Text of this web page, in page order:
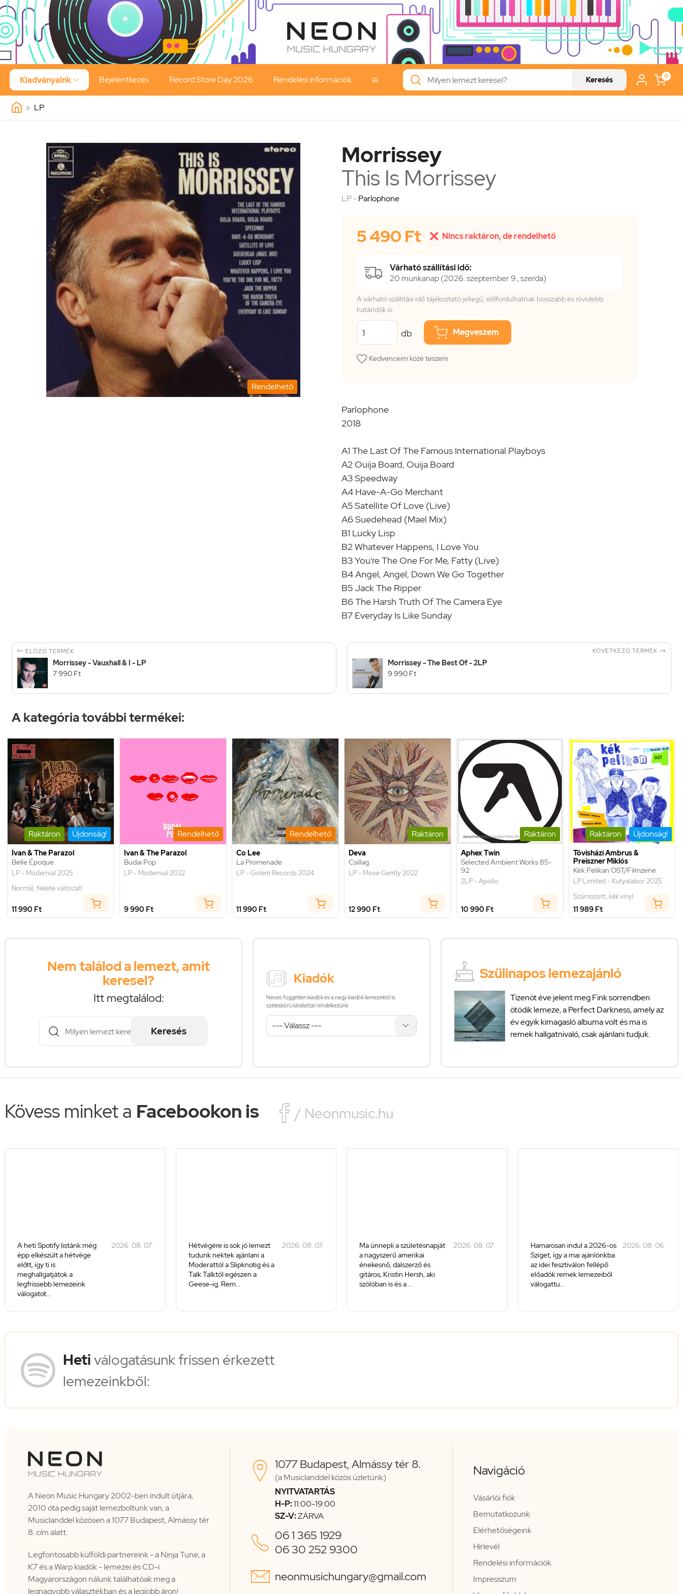
Kiadványaink  Bejelentkezés Record Store Day 2026 Rendelési információk  Keresés 0
» LP
Rendelhető
Morrissey
This Is Morrissey
LP -Parlophone
5 490 Ft  Nincs raktáron, de rendelhető
Várható szállítási idő:
20 munkanap (2026. szeptember 9., szerda)
A várható szállítási idő tájékoztató jellegű, előfordulhatnak hosszabb és rövidebb
határidők is
db Megveszem
Kedvenceim közé teszem
Parlophone
2018
A1 The Last Of The Famous International Playboys
A2 Ouija Board, Ouija Board
A3 Speedway
A4 Have-A-Go Merchant
A5 Satellite Of Love (Live)
A6 Suedehead (Mael Mix)
B1 Lucky Lisp
B2 Whatever Happens, I Love You
B3 You're The One For Me, Fatty (Live)
B4 Angel, Angel, Down We Go Together
B5 Jack The Ripper
B6 The Harsh Truth Of The Camera Eye
B7 Everyday Is Like Sunday
 ELŐZŐ TERMÉK
Morrissey - Vauxhall & I - LP
7 990 Ft
KÖVETKEZŐ TERMÉK 
Morrissey - The Best Of - 2LP
9 990 Ft
A kategória további termékei:
Raktáron Újdonság!
Ivan & The Parazol
Belle Époque
LP - Modernial 2025
Normál, fekete változat!
11 990 Ft
Rendelhető
Ivan & The Parazol
Budai Pop
LP - Modernial 2022
9 990 Ft
Rendelhető
Co Lee
La Promenade
LP - Golem Records 2024
11 990 Ft
Raktáron
Deva
Csillag
LP - Move Gently 2022
12 990 Ft
Raktáron
Aphex Twin
Selected Ambient Works 85-
92
2LP - Apollo
10 990 Ft
Raktáron Újdonság!
Tövisházi Ambrus &
Preiszner Miklós
Kék Pelikan OST/Filmzene
LP Limited - Kutyalabor 2025
Számozott, kék vinyl
11 989 Ft
Nem találod a lemezt, amit
keresel?
Itt megtalálod:
Keresés
Kiadók
Neves független kiadók és a nagy kiadók lemezeiből is
széleskörű kínálattal rendelkezünk:
Szülinapos lemezajánló
Tizenöt éve jelent meg Fink sorrendben
ötödik lemeze, a Perfect Darkness, amely az
év egyik kimagasló albuma volt és ma is
remek hallgatnivaló, csak ajánlani tudjuk.
Kövess minket a Facebookon is  / Neonmusic.hu
A heti Spotify listánk még
épp elkészült a hétvége
előtt, így ti is
meghallgatjátok a
legfrissebb lemezeink
válogatot...
2026. 08. 07.
Hétvégére is sok jó lemezt
tudunk nektek ajánlani a
Moderattól a Slipknotig és a
Talk Talktól egészen a
Geese-ig. Rem...
2026. 08. 07.
Ma ünnepli a születésnapját
a nagyszerű amerikai
énekesnő, dalszerző és
gitáros, Kristin Hersh, aki
szólóban is és a ...
2026. 08. 07.
Hamarosan indul a 2026-os
Sziget, így a mai ajánlónkba
az idei fesztiválon fellépő
előadók remek lemezeiből
válogattu...
2026. 08. 06.
Hetiválogatásunk frissen érkezett
lemezeinkből:
A Neon Music Hungary 2002-ben indult útjára,
2010 óta pedig saját lemezboltunk van, a
Musiclanddel közösen a 1077 Budapest, Almássy tér
8. cím alatt.
Legfontosabb külföldi partnereink - a Ninja Tune, a
K7 és a Warp kiadók - lemezei és CD-i
Magyarországon nálunk találhatóak meg a
legnagyobb választékban és a legjobb áron!
 1077 Budapest, Almássy tér 8.
(a Musiclanddel közös üzletünk)
NYITVATARTÁS
H-P:11:00-19:00
SZ-V:ZÁRVA
 06 1 365 1929
06 30 252 9300
 neonmusichungary@gmail.com
Navigáció
Vásárlói fiók
Bemutatkozunk
Elérhetőségeink
Hírlevél
Rendelési információk
Impresszum